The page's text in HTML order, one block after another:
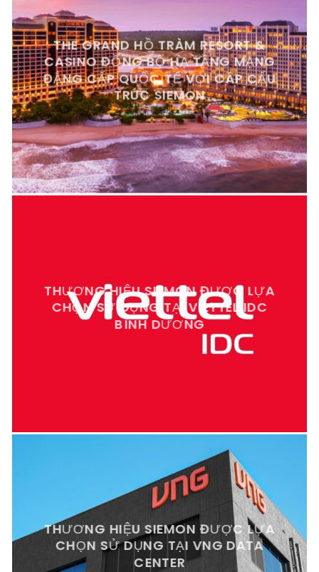
THE GRAND HỒ TRÀM RESORT &
CASINO ĐỒNG BỘ HẠ TẦNG MẠNG
ĐẲNG CẤP QUỐC TẾ VỚI CÁP CẤU
TRÚC SIEMON
THƯƠNG HIỆU SIEMON ĐƯỢC LỰA
CHỌN SỬ DỤNG TẠI VIETTEL IDC
BÌNH DƯƠNG
THƯƠNG HIỆU SIEMON ĐƯỢC LỰA
CHỌN SỬ DỤNG TẠI VNG DATA
CENTER